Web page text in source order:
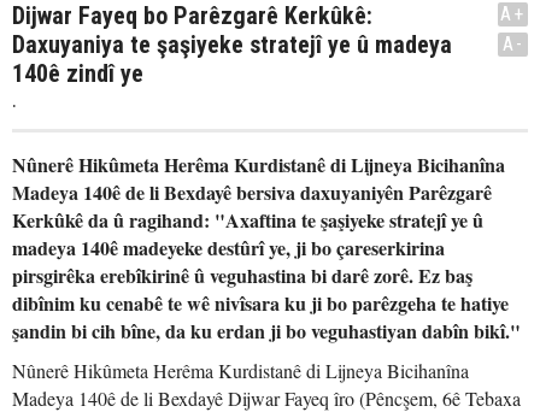
Dijwar Fayeq bo Parêzgarê Kerkûkê:
Daxuyaniya te şaşiyeke stratejî ye û madeya
140ê zindî ye
.
A+
A-
Nûnerê Hikûmeta Herêma Kurdistanê di Lijneya Bicihanîna
Madeya 140ê de li Bexdayê bersiva daxuyaniyên Parêzgarê
Kerkûkê da û ragihand: "Axaftina te şaşiyeke stratejî ye û
madeya 140ê madeyeke destûrî ye, ji bo çareserkirina
pirsgirêka erebîkirinê û veguhastina bi darê zorê. Ez baş
dibînim ku cenabê te wê nivîsara ku ji bo parêzgeha te hatiye
şandin bi cih bîne, da ku erdan ji bo veguhastiyan dabîn bikî."
Nûnerê Hikûmeta Herêma Kurdistanê di Lijneya Bicihanîna
Madeya 140ê de li Bexdayê Dijwar Fayeq îro (Pêncşem, 6ê Tebaxa